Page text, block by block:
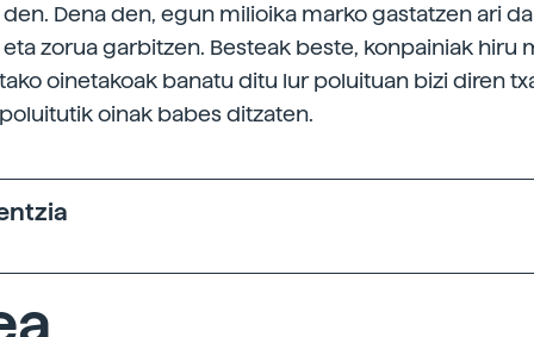
Dena den, egun milioika marko gastatzen ari da
zorua garbitzen. Besteak beste, konpainiak hiru
oinetakoak banatu ditu lur poluituan bizi diren
oinak babes ditzaten.